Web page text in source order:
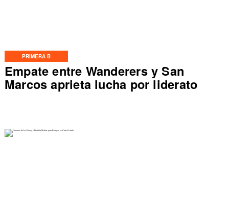
PRIMERA B
Empate entre Wanderers y San
Marcos aprieta lucha por liderato